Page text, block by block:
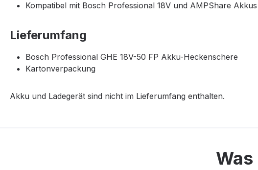
Kompatibel mit Bosch Professional 18V und AMPShare Akkus
Lieferumfang
Bosch Professional GHE 18V-50 FP Akku-Heckenschere
Kartonverpackung
Akku und Ladegerät sind nicht im Lieferumfang enthalten.